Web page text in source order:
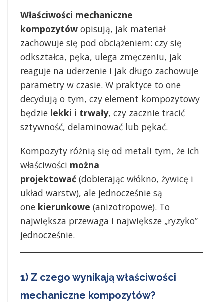
Właściwości mechaniczne
kompozytów opisują, jak materiał
zachowuje się pod obciążeniem: czy się
odkształca, pęka, ulega zmęczeniu, jak
reaguje na uderzenie i jak długo zachowuje
parametry w czasie. W praktyce to one
decydują o tym, czy element kompozytowy
będzie lekki i trwały, czy zacznie tracić
sztywność, delaminować lub pękać.
Kompozyty różnią się od metali tym, że ich
właściwości można
projektować (dobierając włókno, żywicę i
układ warstw), ale jednocześnie są
one kierunkowe (anizotropowe). To
największa przewaga i największe „ryzyko”
jednocześnie.
1) Z czego wynikają właściwości
mechaniczne kompozytów?